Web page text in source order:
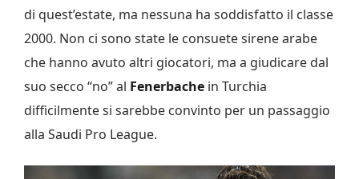
di quest’estate, ma nessuna ha soddisfatto il classe
2000. Non ci sono state le consuete sirene arabe
che hanno avuto altri giocatori, ma a giudicare dal
suo secco “no” al Fenerbache in Turchia
difficilmente si sarebbe convinto per un passaggio
alla Saudi Pro League.